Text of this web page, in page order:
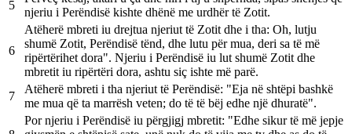
5
njeriu i Perëndisë kishte dhënë me urdhër të Zotit.
6
Atëherë mbreti iu drejtua njeriut të Zotit dhe i tha: Oh, lutju
shumë Zotit, Perëndisë tënd, dhe lutu për mua, deri sa të më
ripërtërihet dora". Njeriu i Perëndisë iu lut shumë Zotit dhe
mbretit iu ripërtëri dora, ashtu siç ishte më parë.
7
Atëherë mbreti i tha njeriut të Perëndisë: "Eja në shtëpi bashkë
me mua që ta marrësh veten; do të të bëj edhe një dhuratë".
Por njeriu i Perëndisë iu përgjigj mbretit: "Edhe sikur të më jepje